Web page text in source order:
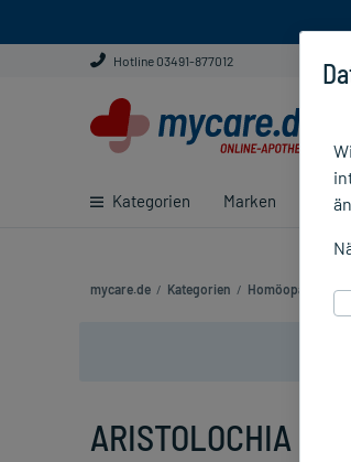
Hotline 03491-877012
Kategorien Marken
mycare.de / Kategorien / Homöopathie /
ARISTOLOCHIA